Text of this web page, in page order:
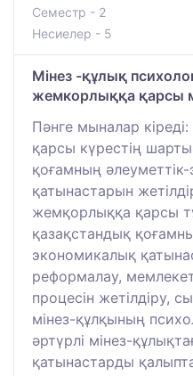
Семестр - 2
Несиелер - 5
Мінез -құлық
жемкорлыққа қарсы
Пәнге мыналар
қарсы күрестің
қоғамның
қатынастарын
жемқорлыққа қарсы
қазақстандық
экономикалық
реформалау,
процесін жетілдіру,
мінез-құлқының
әртүрлі мінез-
қатынастарды